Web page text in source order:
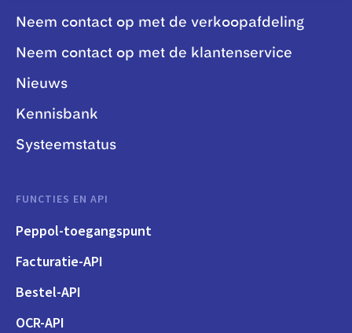
Neem contact op met de verkoopafdeling
Neem contact op met de klantenservice
Nieuws
Kennisbank
Systeemstatus
FUNCTIES EN API
Peppol-toegangspunt
Facturatie-API
Bestel-API
OCR-API